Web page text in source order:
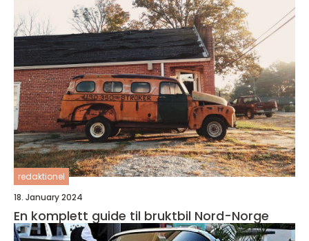
redaktionel
18. January 2024
En komplett guide til bruktbil Nord-Norge